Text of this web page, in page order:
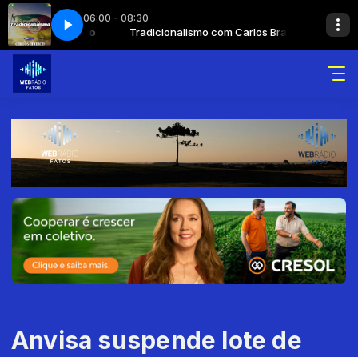
06:00 - 08:30
Branco Tradicionalismo com Carlos Branco
- BLOCO 06 090829 - P. TRADICIONALISMO - BLOCO 06
Anvisa suspende lote de